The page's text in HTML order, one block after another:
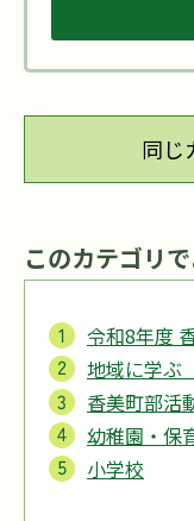
同じ
このカテゴリ
令和8年度
地域に学ぶ
香美町部活
幼稚園・保
小学校